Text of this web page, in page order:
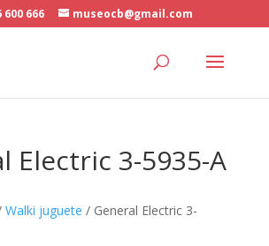
600 666 museocb@gmail.com
Electric 3-5935-A
Walki juguete / General Electric 3-